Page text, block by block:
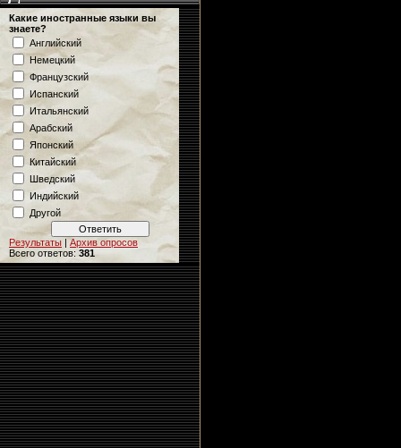
Какие иностранные языки вы
знаете?
Английский
Немецкий
Французский
Испанский
Итальянский
Арабский
Японский
Китайский
Шведский
Индийский
Другой
Результаты |Архив опросов
Всего ответов: 381